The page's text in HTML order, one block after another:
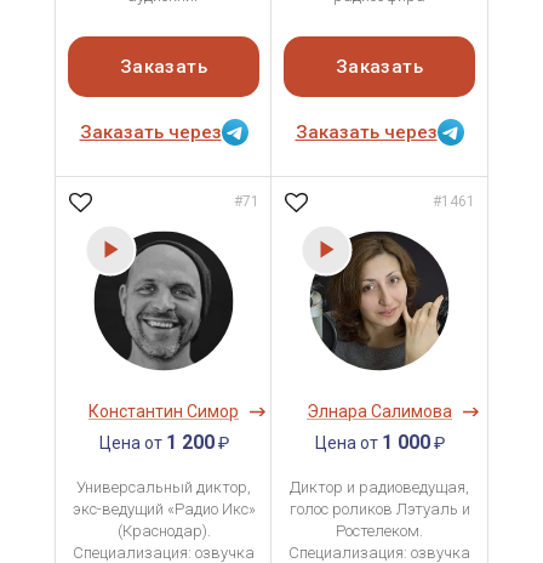
Заказать
Заказать через
Заказать
Заказать через
#71
Константин Симор
Цена от 1 200₽
Универсальный диктор,
экс-ведущий «Радио Икс»
(Краснодар).
Специализация: озвучка
#1461
Элнара Салимова
Цена от 1 000₽
Диктор и радиоведущая,
голос роликов Лэтуаль и
Ростелеком.
Специализация: озвучка